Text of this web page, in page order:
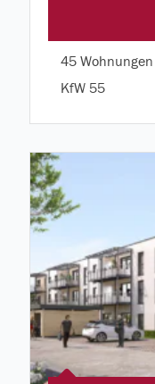
45 Wohnungen
KfW 55